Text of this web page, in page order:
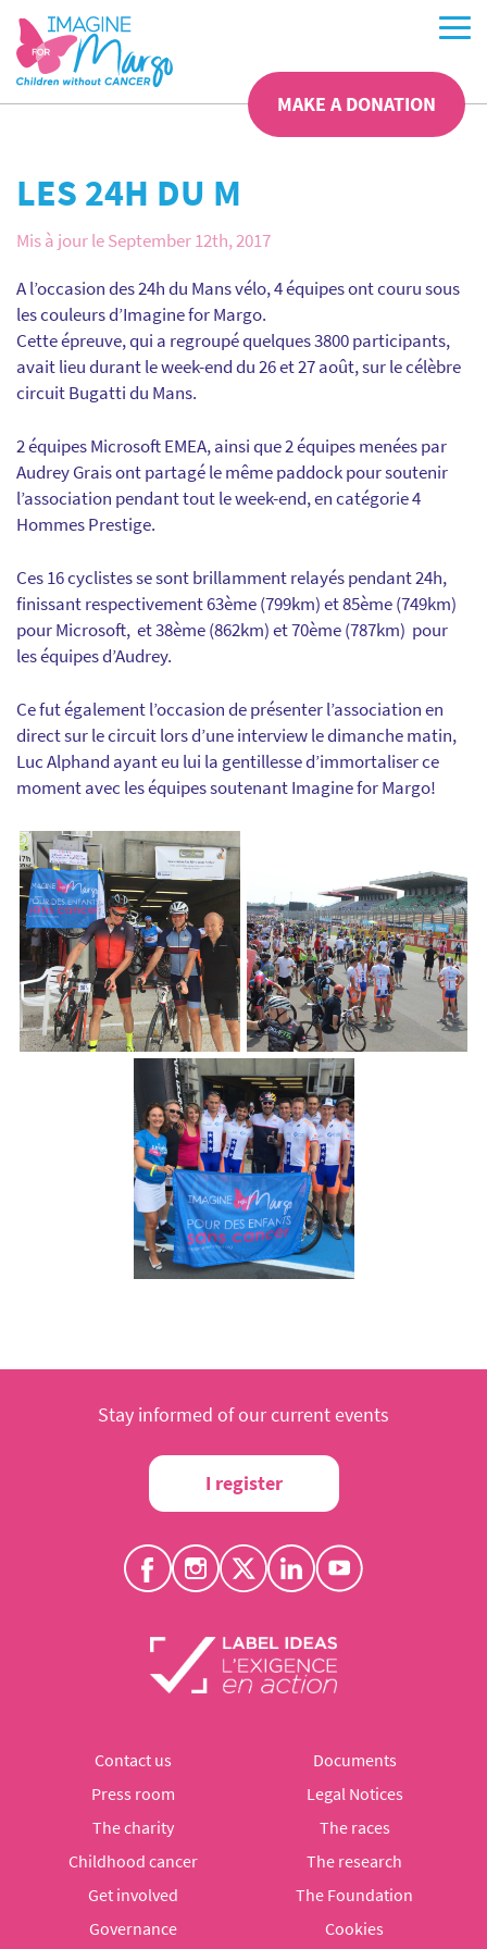
MAKE A DONATION
LES 24H DU M
Mis à jour le September 12th, 2017
A l’occasion des 24h du Mans vélo, 4 équipes ont couru sous
les couleurs d’Imagine for Margo.
Cette épreuve, qui a regroupé quelques 3800 participants,
avait lieu durant le week-end du 26 et 27 août, sur le célèbre
circuit Bugatti du Mans.
2 équipes Microsoft EMEA, ainsi que 2 équipes menées par
Audrey Grais ont partagé le même paddock pour soutenir
l’association pendant tout le week-end, en catégorie 4
Hommes Prestige.
Ces 16 cyclistes se sont brillamment relayés pendant 24h,
finissant respectivement 63ème (799km) et 85ème (749km)
pour Microsoft, et 38ème (862km) et 70ème (787km) pour
les équipes d’Audrey.
Ce fut également l’occasion de présenter l’association en
direct sur le circuit lors d’une interview le dimanche matin,
Luc Alphand ayant eu lui la gentillesse d’immortaliser ce
moment avec les équipes soutenant Imagine for Margo!
Stay informed of our current events
I register
Contact us
Documents
Press room
Legal Notices
The charity
The races
Childhood cancer
The research
Get involved
The Foundation
Governance
Cookies